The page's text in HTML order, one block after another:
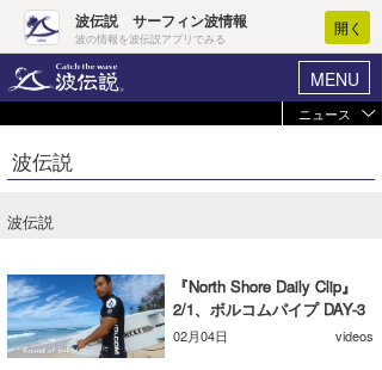
波伝説 サーフィン波情報
波の情報を波伝説アプリでみる
開く
MENU
ヘルプ マイホーム
ログイン
新規会員登録
波情報･概況
WAVE HUNTER波予想ツール
波伝説
波伝説
『North Shore Daily Clip』
2/1、ボルコムパイプ DAY-3
02月04日 videos
ニュース
Core Surf Japan
コンテスト
アート＆エンタメ
コラム